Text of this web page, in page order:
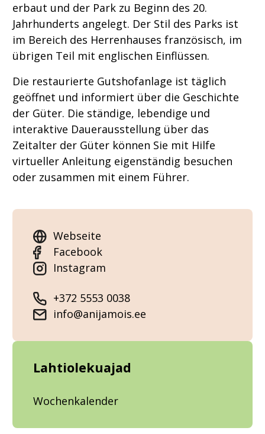
erbaut und der Park zu Beginn des 20.
Jahrhunderts angelegt. Der Stil des Parks ist
im Bereich des Herrenhauses französisch, im
übrigen Teil mit englischen Einflüssen.
Die restaurierte Gutshofanlage ist täglich
geöffnet und informiert über die Geschichte
der Güter. Die ständige, lebendige und
interaktive Dauerausstellung über das
Zeitalter der Güter können Sie mit Hilfe
virtueller Anleitung eigenständig besuchen
oder zusammen mit einem Führer.
Webseite
Facebook
Instagram
+372 5553 0038
info@anijamois.ee
Lahtiolekuajad
Wochenkalender